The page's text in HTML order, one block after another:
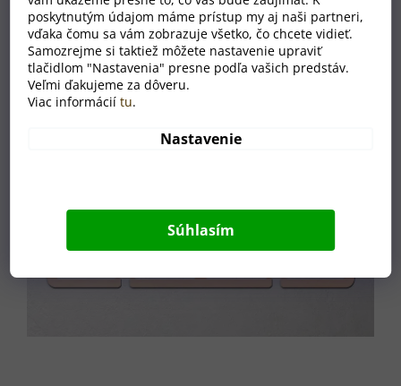
poskytnutým údajom máme prístup my aj naši partneri,
vďaka čomu sa vám zobrazuje všetko, čo chcete vidieť.
Samozrejme si taktiež môžete nastavenie upraviť
tlačidlom "Nastavenia" presne podľa vašich predstáv.
Veľmi ďakujeme za dôveru.
Viac informáciítu.
Nastavenie
Súhlasím